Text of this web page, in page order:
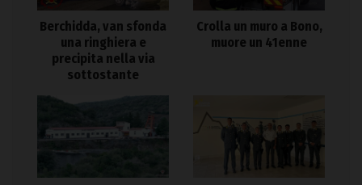
Berchidda, van sfonda
una ringhiera e
precipita nella via
sottostante
Crolla un muro a Bono,
muore un 41enne